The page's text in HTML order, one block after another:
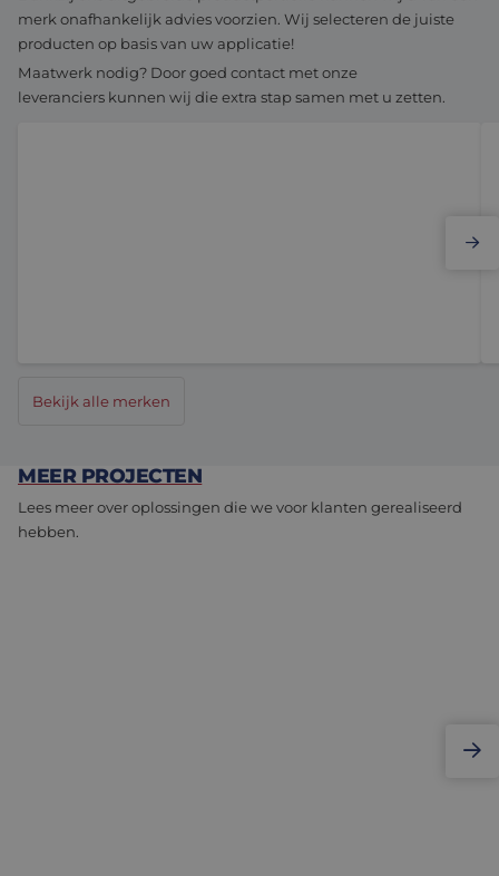
merk onafhankelijk advies voorzien. Wij selecteren de juiste
producten op basis van uw applicatie!
Maatwerk nodig? Door goed contact met onze
leveranciers kunnen wij die extra stap samen met u zetten.
Bekijk alle merken
MEER PROJECTEN
Lees meer over oplossingen die we voor klanten gerealiseerd
hebben.